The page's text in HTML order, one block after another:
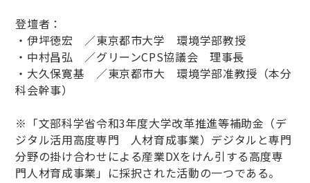
登壇者：
・伊坪徳宏 ／東京都市大学 環境学部教授
・中村昌弘 ／グリーンCPS協議会 理事長
・大久保寛基 ／東京都市大 環境学部准教授（本分
科会幹事）
※「文部科学省令和3年度大学改革推進等補助金（デ
ジタル活用高度専門 人材育成事業）デジタルと専門
分野の掛け合わせによる産業DXをけん引する高度専
門人材育成事業」に採択された活動の一つである。